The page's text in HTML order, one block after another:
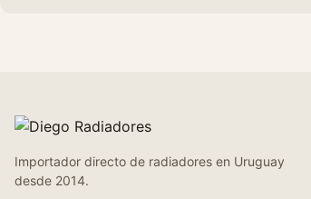
Importador directo de radiadores en Uruguay
desde 2014.